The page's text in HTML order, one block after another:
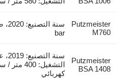
Putzmeister
M760
bar
Putzmeister
BSA 1408
سنة
التشغيل:
كهربائي